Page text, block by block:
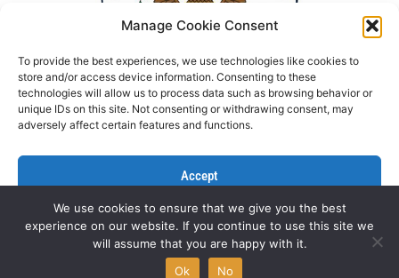
Manage Cookie Consent
To provide the best experiences, we use technologies like cookies to
store and/or access device information. Consenting to these
technologies will allow us to process data such as browsing behavior or
unique IDs on this site. Not consenting or withdrawing consent, may
adversely affect certain features and functions.
Accept
Deny
View preferences
Politika Privatnosti Kontaktirajte nas
All rights reserved © NGO Aktiv 2022 | Designed by
We use cookies to ensure that we give you the best
experience on our website. If you continue to use this site we
will assume that you are happy with it.
Ok
No